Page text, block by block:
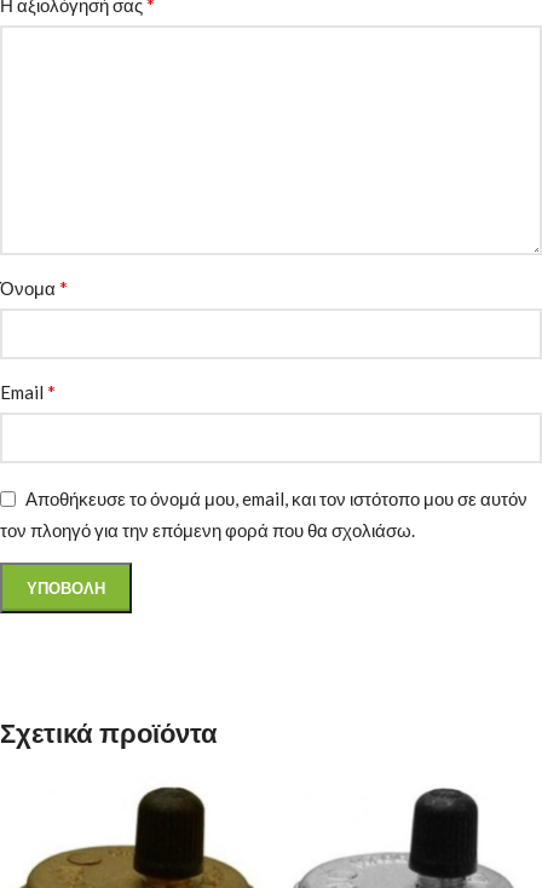
Η αξιολόγησή σας
Όνομα *
Email *
Αποθήκευσε το όνομά μου, email, και τον ιστότοπο μου σε αυτόν
τον πλοηγό για την επόμενη φορά που θα σχολιάσω.
Σχετικά προϊόντα